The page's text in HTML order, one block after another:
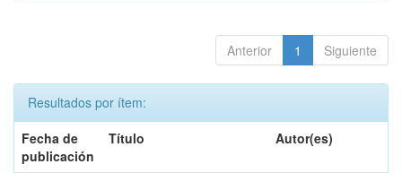
Anterior 1 Siguiente
Resultados por ítem:
Fecha de
publicación
Título Autor(es)